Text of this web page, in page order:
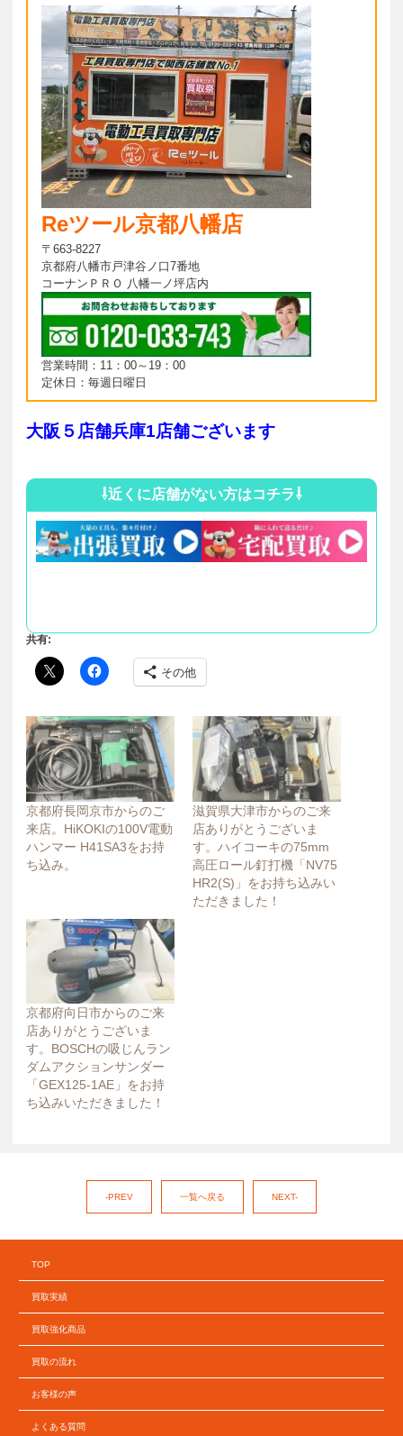
Reツール京都八幡店
〒663-8227
京都府八幡市戸津谷ノ口7番地
コーナンＰＲＯ 八幡一ノ坪店内
営業時間：11：00～19：00
定休日：毎週日曜日
大阪５店舗兵庫1店舗ございます
⇩近くに店舗がない方はコチラ⇩
共有:
その他
京都府長岡京市からのご
来店。HiKOKIの100V電動
ハンマー H41SA3をお持
ち込み。
滋賀県大津市からのご来
店ありがとうございま
す。ハイコーキの75mm
高圧ロール釘打機「NV75
HR2(S)」をお持ち込みい
ただきました！
京都府向日市からのご来
店ありがとうございま
す。BOSCHの吸じんラン
ダムアクションサンダー
「GEX125-1AE」をお持
ち込みいただきました！
-PREV 一覧へ戻る NEXT-
TOP
買取実績
買取強化商品
買取の流れ
お客様の声
よくある質問